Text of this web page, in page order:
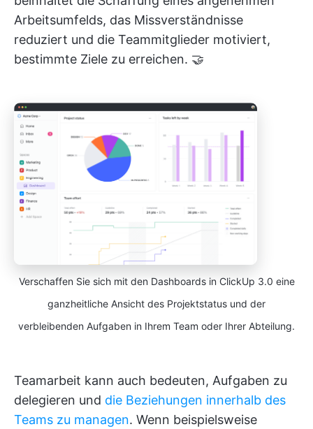
Arbeitsumfelds, das Missverständnisse
reduziert und die Teammitglieder motiviert,
bestimmte Ziele zu erreichen. 🤝
Verschaffen Sie sich mit den Dashboards in ClickUp 3.0 eine
ganzheitliche Ansicht des Projektstatus und der
verbleibenden Aufgaben in Ihrem Team oder Ihrer Abteilung.
Teamarbeit kann auch bedeuten, Aufgaben zu
delegieren und die Beziehungen innerhalb des
Teams zu managen. Wenn beispielsweise